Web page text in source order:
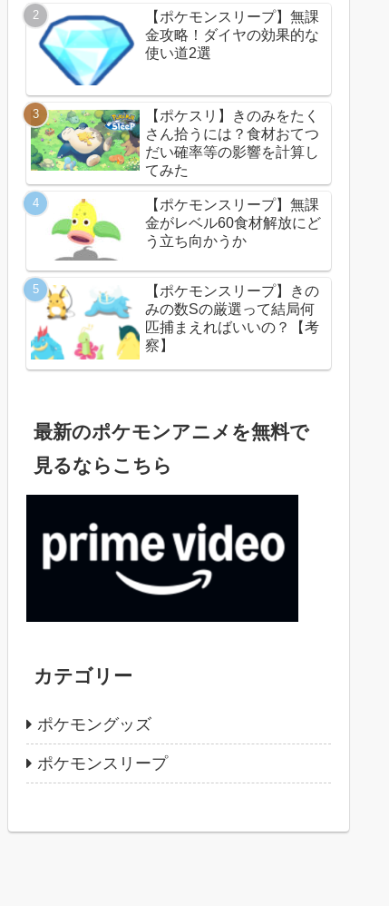
【ポケモンスリープ】無課
金攻略！ダイヤの効果的な
使い道2選
【ポケスリ】きのみをたく
さん拾うには？食材おてつ
だい確率等の影響を計算し
てみた
【ポケモンスリープ】無課
金がレベル60食材解放にど
う立ち向かうか
【ポケモンスリープ】きの
みの数Sの厳選って結局何
匹捕まえればいいの？【考
察】
最新のポケモンアニメを無料で
見るならこちら
カテゴリー
ポケモングッズ
ポケモンスリープ